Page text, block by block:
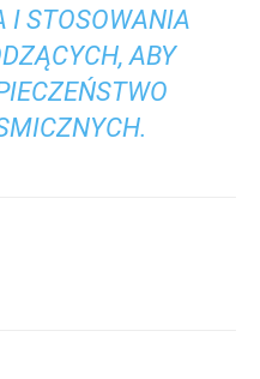
I STOSOWANIA
ABY